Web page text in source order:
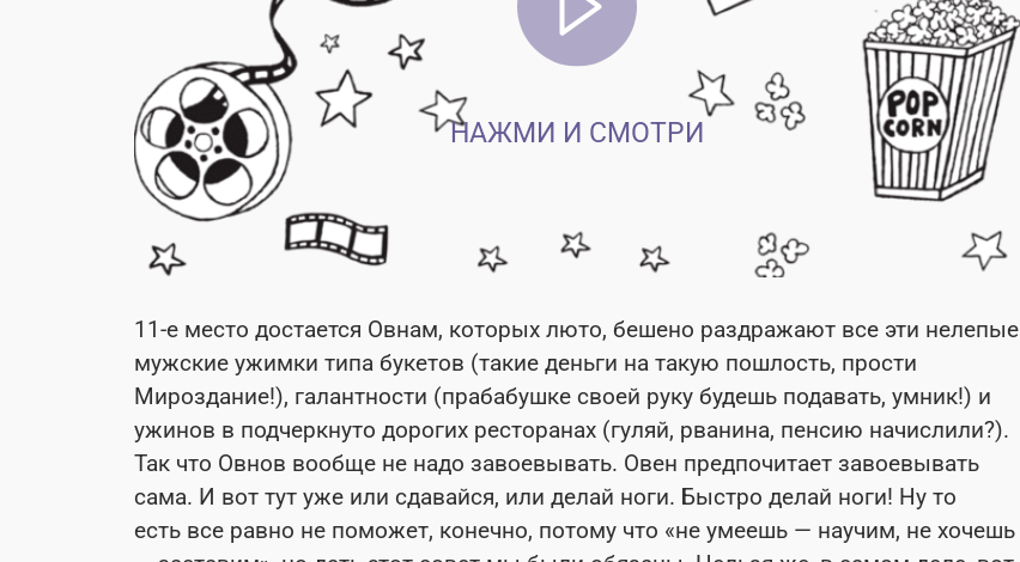
НАЖМИ И СМОТРИ
11-е место достается Овнам, которых люто, бешено раздражают все эти нелепые
мужские ужимки типа букетов (такие деньги на такую пошлость, прости
Мироздание!), галантности (прабабушке своей руку будешь подавать, умник!) и
ужинов в подчеркнуто дорогих ресторанах (гуляй, рванина, пенсию начислили?).
Так что Овнов вообще не надо завоевывать. Овен предпочитает завоевывать
сама. И вот тут уже или сдавайся, или делай ноги. Быстро делай ноги! Ну то
есть все равно не поможет, конечно, потому что «не умеешь — научим, не хочешь